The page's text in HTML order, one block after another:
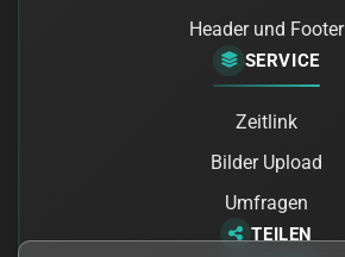
Header und Footer
SERVICE
Zeitlink
Bilder Upload
Umfragen
TEILEN